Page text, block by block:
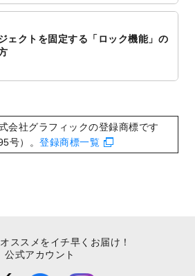
ートのチラシデザインテンプレート
のデザインテンプレート
がきのデザインテンプレートを公開
データの解像度
を引き上げまし
ェクトを固定する「ロック機能」の
会社グラフィックの登録商標です
号）。 登録商標一覧
ススメをイチ早くお届け！
公式アカウント